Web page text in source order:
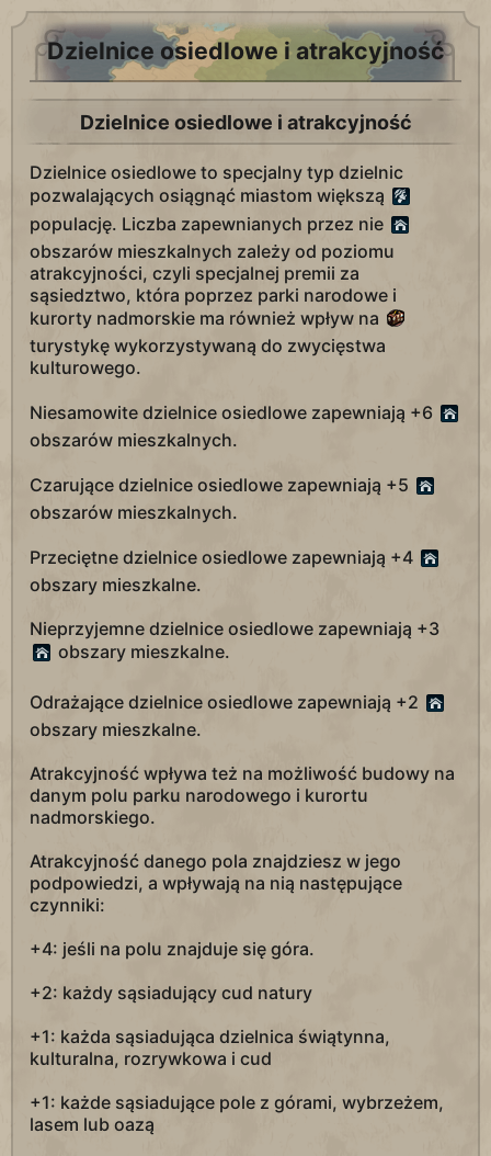
Dzielnice osiedlowe i atrakcyjność
Dzielnice osiedlowe i atrakcyjność
Dzielnice osiedlowe to specjalny typ dzielnic
pozwalających osiągnąć miastom większą
populację. Liczba zapewnianych przez nie
obszarów mieszkalnych zależy od poziomu
atrakcyjności, czyli specjalnej premii za
sąsiedztwo, która poprzez parki narodowe i
kurorty nadmorskie ma również wpływ na
turystykę wykorzystywaną do zwycięstwa
kulturowego.
Niesamowite dzielnice osiedlowe zapewniają +6
obszarów mieszkalnych.
Czarujące dzielnice osiedlowe zapewniają +5
obszarów mieszkalnych.
Przeciętne dzielnice osiedlowe zapewniają +4
obszary mieszkalne.
Nieprzyjemne dzielnice osiedlowe zapewniają +3
obszary mieszkalne.
Odrażające dzielnice osiedlowe zapewniają +2
obszary mieszkalne.
Atrakcyjność wpływa też na możliwość budowy na
danym polu parku narodowego i kurortu
nadmorskiego.
Atrakcyjność danego pola znajdziesz w jego
podpowiedzi, a wpływają na nią następujące
czynniki:
+4: jeśli na polu znajduje się góra.
+2: każdy sąsiadujący cud natury
+1: każda sąsiadująca dzielnica świątynna,
kulturalna, rozrywkowa i cud
+1: każde sąsiadujące pole z górami, wybrzeżem,
lasem lub oazą